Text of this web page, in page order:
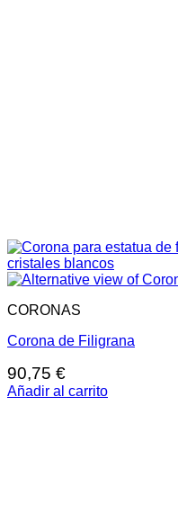
CORONAS
Corona de Filigrana
90,75 €
Añadir al carrito